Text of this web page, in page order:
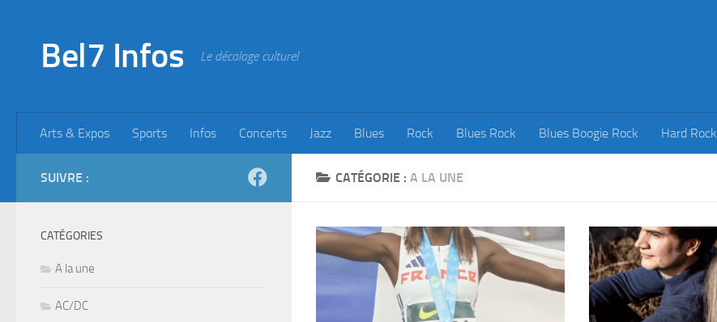
Bel7 Infos Le décalage culturel
Arts & Expos Sports Infos Concerts Jazz Blues Rock Blues Rock Blues Boogie Rock Hard Rock
CATÉGORIE : A LA UNE
SUIVRE :
CATÉGORIES
A la une
AC/DC